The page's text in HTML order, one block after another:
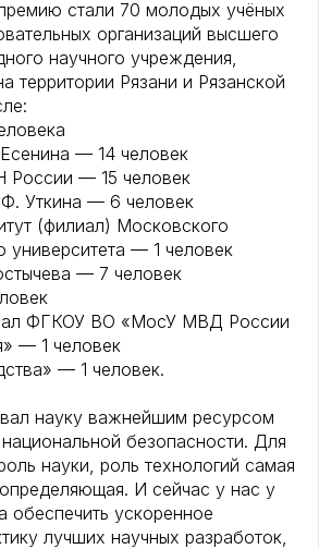
стали 70 молодых учёных
организаций высшего
научного учреждения,
территории Рязани и Рязанской
— 14 человек
— 15 человек
Уткина — 6 человек
(филиал) Московского
университета — 1 человек
— 7 человек
ФГКОУ ВО «МосУ МВД России
— 1 человек
— 1 человек.
науку важнейшим ресурсом
безопасности. Для
науки, роль технологий самая
И сейчас у нас у
обеспечить ускоренное
лучших научных разработок,